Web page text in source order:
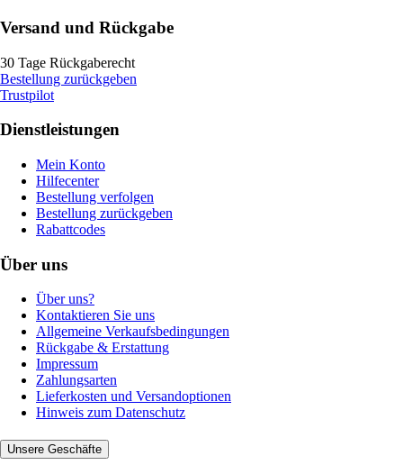
Versand und Rückgabe
30 Tage Rückgaberecht
Bestellung zurückgeben
Trustpilot
Dienstleistungen
Mein Konto
Hilfecenter
Bestellung verfolgen
Bestellung zurückgeben
Rabattcodes
Über uns
Über uns?
Kontaktieren Sie uns
Allgemeine Verkaufsbedingungen
Rückgabe & Erstattung
Impressum
Zahlungsarten
Lieferkosten und Versandoptionen
Hinweis zum Datenschutz
Unsere Geschäfte